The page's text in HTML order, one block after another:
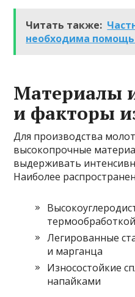
Читать также:
необходима помощь
Материалы
и факторы
Для производства
высокопрочные
выдерживать
Наиболее
термообработкой
Легированные
и марганца
Износостойкие
напайками